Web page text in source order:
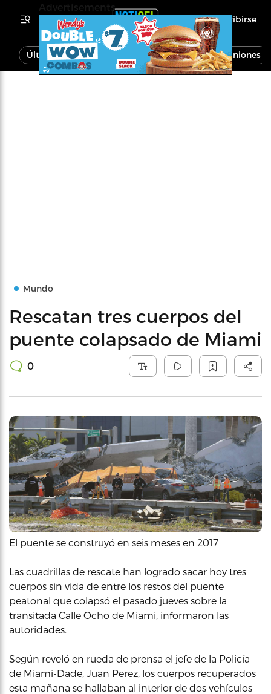
Inscribirse
Última Hora Noticias Economía Opiniones
Mundo
Rescatan tres cuerpos del
puente colapsado de Miami
0
El puente se construyó en seis meses en 2017
Las cuadrillas de rescate han logrado sacar hoy tres
cuerpos sin vida de entre los restos del puente
peatonal que colapsó el pasado jueves sobre la
transitada Calle Ocho de Miami, informaron las
autoridades.
Según reveló en rueda de prensa el jefe de la Policía
de Miami-Dade, Juan Perez, los cuerpos recuperados
esta mañana se hallaban al interior de dos vehículos
Advertisements